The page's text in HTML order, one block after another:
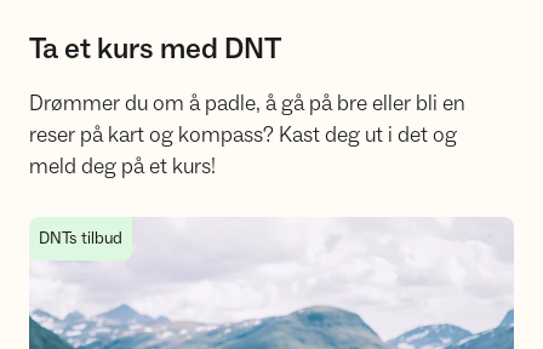
Ta et kurs med DNT
Drømmer du om å padle, å gå på bre eller bli en
reser på kart og kompass? Kast deg ut i det og
meld deg på et kurs!
Bli turleder i DNT
DNTs tilbud